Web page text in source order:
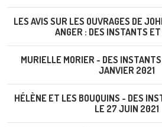
LES AVIS SUR LES OUVRAGES DE
ANGER : DES INSTANTS
MURIELLE MORIER - DES
JANVIER 2021
HÉLÈNE ET LES BOUQUINS - DES
LE 27 JUIN 2021